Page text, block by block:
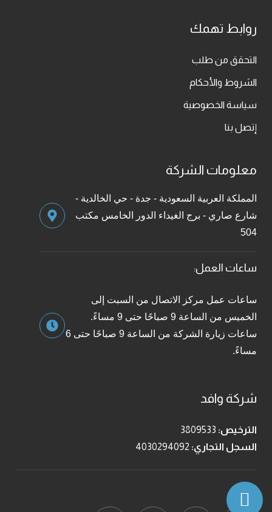
روابط تهمك
التحقق من طلب
الشروط والأحكام
سياسة الخصوصية
إتصل بنا
معلومات الشركة
المملكة العربية السعودية - جدة - حي الخالدية -
شارع صاري - برج الغيداء الدور الخامس مكتب
504
ساعات العمل:
ساعات عمل مركز الاتصال من السبت إلى
الخميس من الساعة 9 صباحًا حتى 9 مساءً.
ساعات زيارة الشركة من الساعة 9 صباحًا حتى 6
مساءً.
شركة وافد
الترخيص: 3809533
السجل التجاري: 4030294092
تابعنا: